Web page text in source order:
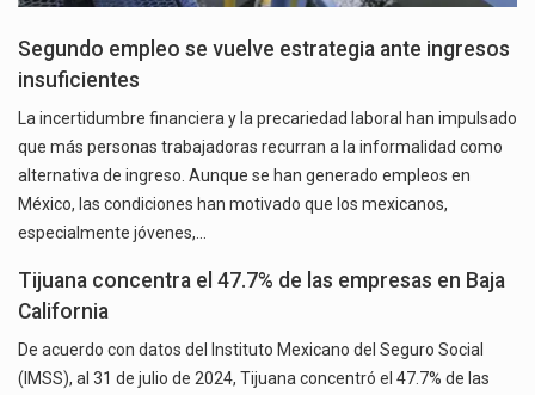
Segundo empleo se vuelve estrategia ante ingresos
insuficientes
La incertidumbre financiera y la precariedad laboral han impulsado
que más personas trabajadoras recurran a la informalidad como
alternativa de ingreso. Aunque se han generado empleos en
México, las condiciones han motivado que los mexicanos,
especialmente jóvenes,…
Tijuana concentra el 47.7% de las empresas en Baja
California
De acuerdo con datos del Instituto Mexicano del Seguro Social
(IMSS), al 31 de julio de 2024, Tijuana concentró el 47.7% de las